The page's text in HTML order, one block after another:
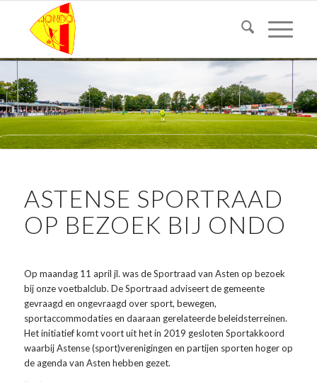
ASTENSE SPORTRAAD
OP BEZOEK BIJ ONDO
Op maandag 11 april jl. was de Sportraad van Asten op bezoek
bij onze voetbalclub. De Sportraad adviseert de gemeente
gevraagd en ongevraagd over sport, bewegen,
sportaccommodaties en daaraan gerelateerde beleidsterreinen.
Het initiatief komt voort uit het in 2019 gesloten Sportakkoord
waarbij Astense (sport)verenigingen en partijen sporten hoger op
de agenda van Asten hebben gezet.